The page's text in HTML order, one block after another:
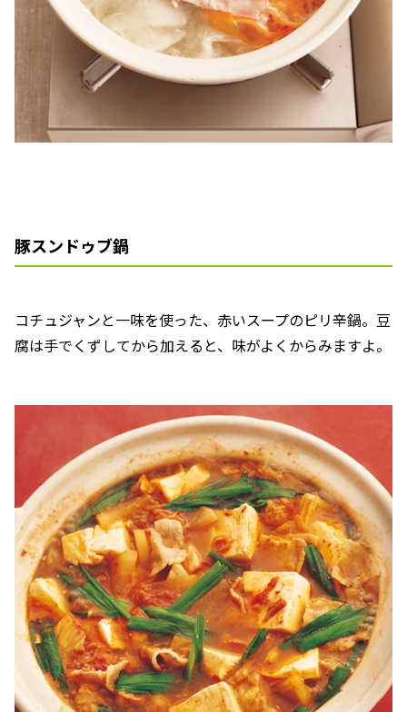
豚スンドゥブ鍋
コチュジャンと一味を使った、赤いスープのピリ辛鍋。豆
腐は手でくずしてから加えると、味がよくからみますよ。